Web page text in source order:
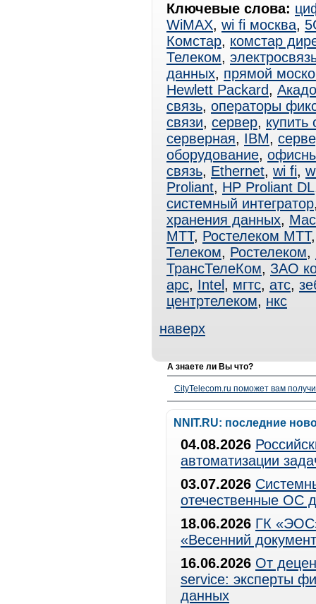
Ключевые слова:
WiMAX, wi fi москва,
Комстар, комстар
Телеком,
данных, прямой
Hewlett Packard, Акадо
связь, операторы
связи, сервер, купить
серверная, IBM,
оборудование,
связь, Ethernet, wi fi,
Proliant, HP Proliant DL
системный интегратор
хранения данных,
МТТ, Ростелеком МТТ
Телеком, Ростелеком,
ТрансТелеКом, ЗАО
apc, Intel , мгтс, атс,
центртелеком, нкс
наверх
А знаете ли Вы что?
CityTelecom.ru поможет вам
NNIT.RU: последние
04.08.2026
автоматизации
03.07.2026
отечественные ОС
18.06.2026 ГК
«Весенний
16.06.2026 От
service: эксперты
данных